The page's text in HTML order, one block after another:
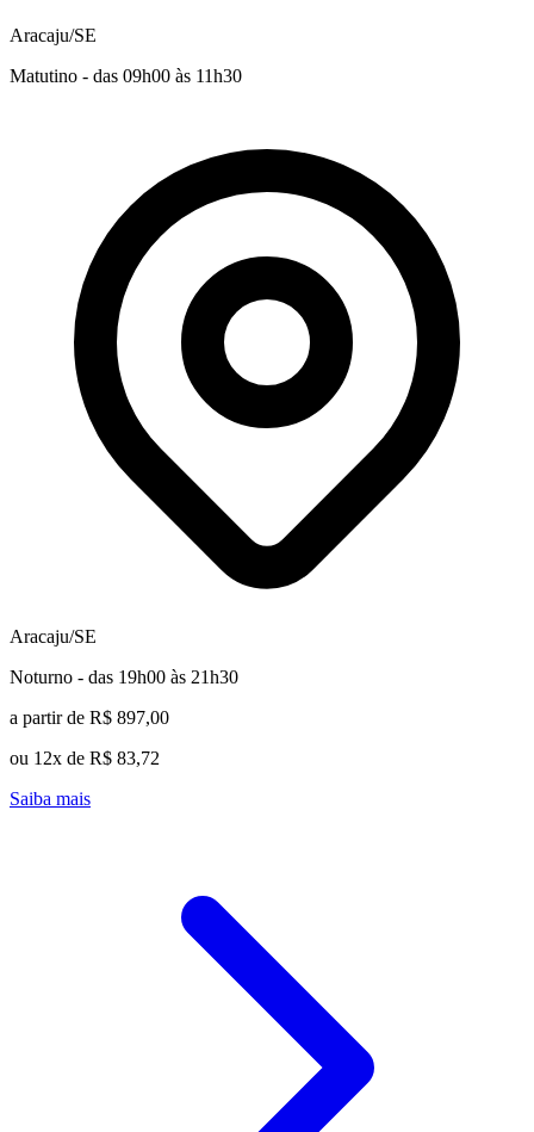
Aracaju/SE
Matutino - das 09h00 às 11h30
Aracaju/SE
Noturno - das 19h00 às 21h30
a partir de R$ 897,00
ou 12x de R$ 83,72
Saiba mais